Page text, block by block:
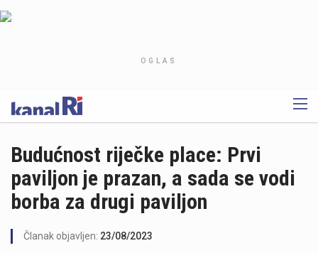
OGLAS
Budućnost riječke place: Prvi
paviljon je prazan, a sada se vodi
borba za drugi paviljon
Članak objavljen: 23/08/2023